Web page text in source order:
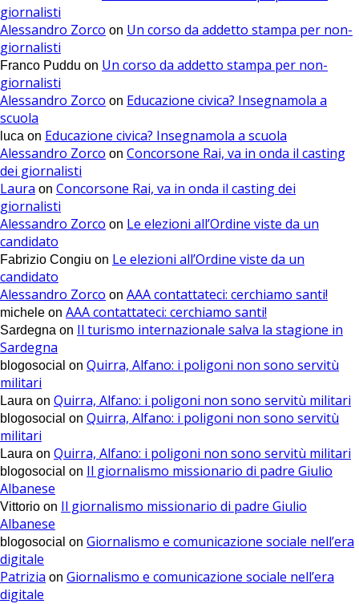
giornalisti
Alessandro Zorco on Un corso da addetto stampa per non-
giornalisti
Franco Puddu on Un corso da addetto stampa per non-
giornalisti
Alessandro Zorco on Educazione civica? Insegnamola a
scuola
luca on Educazione civica? Insegnamola a scuola
Alessandro Zorco on Concorsone Rai, va in onda il casting
dei giornalisti
Laura on Concorsone Rai, va in onda il casting dei
giornalisti
Alessandro Zorco on Le elezioni all’Ordine viste da un
candidato
Fabrizio Congiu on Le elezioni all’Ordine viste da un
candidato
Alessandro Zorco on AAA contattateci: cerchiamo santi!
michele on AAA contattateci: cerchiamo santi!
Sardegna on Il turismo internazionale salva la stagione in
Sardegna
blogosocial on Quirra, Alfano: i poligoni non sono servitù
militari
Laura on Quirra, Alfano: i poligoni non sono servitù militari
blogosocial on Quirra, Alfano: i poligoni non sono servitù
militari
Laura on Quirra, Alfano: i poligoni non sono servitù militari
blogosocial on Il giornalismo missionario di padre Giulio
Albanese
Vittorio on Il giornalismo missionario di padre Giulio
Albanese
blogosocial on Giornalismo e comunicazione sociale nell’era
digitale
Patrizia on Giornalismo e comunicazione sociale nell’era
digitale